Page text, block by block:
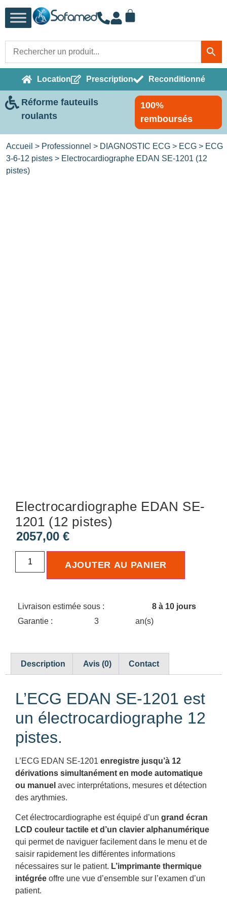
Location Prescription Reconditionné
Réforme fauteuils
roulants
100%
remboursés
Accueil > Professionnel > DIAGNOSTIC ECG > ECG > ECG
3-6-12 pistes > Electrocardiographe EDAN SE-1201 (12
pistes)
Electrocardiographe EDAN SE-
1201 (12 pistes)
2057,00 €
AJOUTER AU PANIER
Livraison estimée sous :
8 à 10 jours
Garantie :
3 an(s)
Description Avis (0) Contact
L’ECG EDAN SE-1201 est
un électrocardiographe 12
pistes.
L’ECG EDAN SE-1201 enregistre jusqu’à 12
dérivations simultanément en mode automatique
ou manuel avec interprétations, mesures et détection
des arythmies.
Cet électrocardiographe est équipé d’un grand écran
LCD couleur tactile et d’un clavier alphanumérique
qui permet de naviguer facilement dans le menu et de
saisir rapidement les différentes informations
nécessaires sur le patient. L’imprimante thermique
intégrée offre une vue d’ensemble sur l’examen d’un
patient.